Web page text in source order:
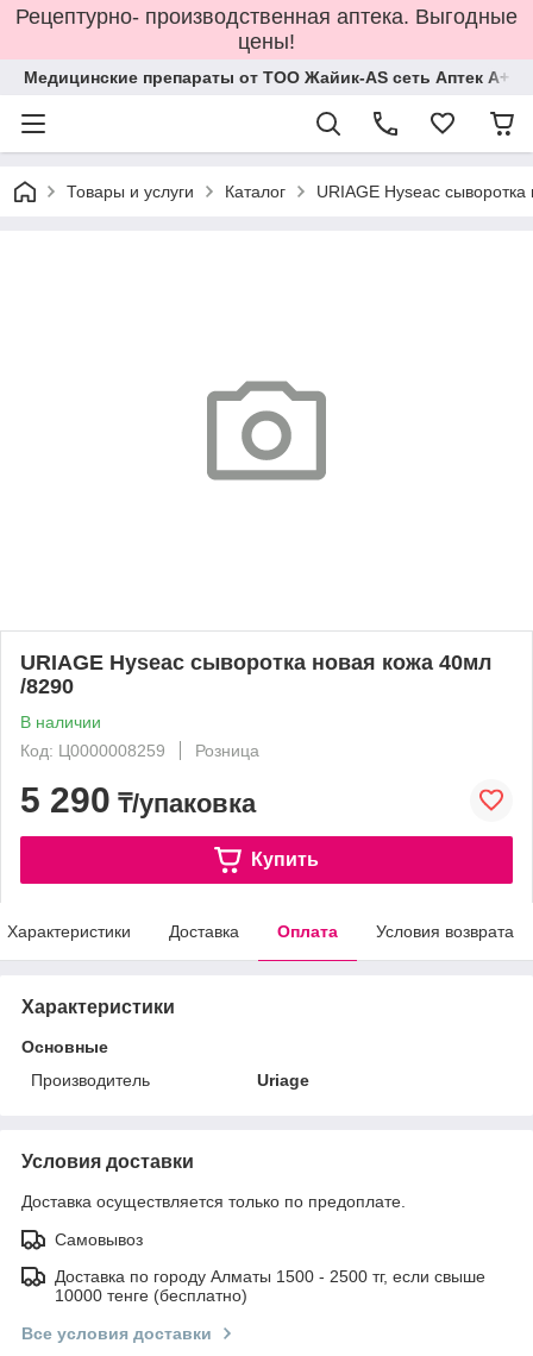
Рецептурно- производственная аптека. Выгодные
цены!
Медицинские препараты от ТОО Жайик-AS сеть Аптек А+
Товары и услуги Каталог URIAGE Hyseac
URIAGE Hyseac сыворотка новая кожа 40мл
/8290
В наличии
Код: Ц0000008259
Розница
5 290 ₸/упаковка
Купить
Характеристики Доставка Оплата Условия возврата
Характеристики
Основные
Производитель
Uriage
Условия доставки
Доставка осуществляется только по предоплате.
Самовывоз
Доставка по городу Алматы 1500 - 2500 тг, если свыше
10000 тенге (бесплатно)
Все условия доставки